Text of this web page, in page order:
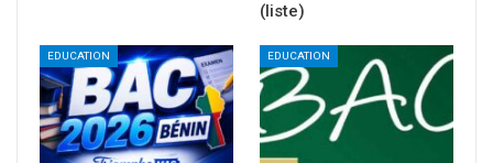
(liste)
EDUCATION EDUCATION